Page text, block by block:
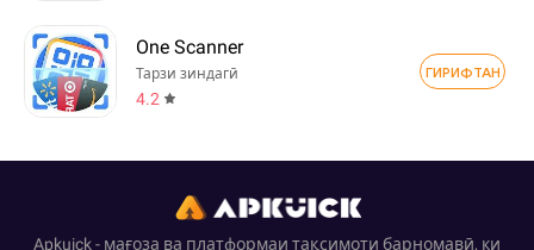
One Scanner
Тарзи зиндагӣ
4.2
ГИРИФТАН
Apkuick - мағоза ва платформаи тақсимоти барномавӣ, ки